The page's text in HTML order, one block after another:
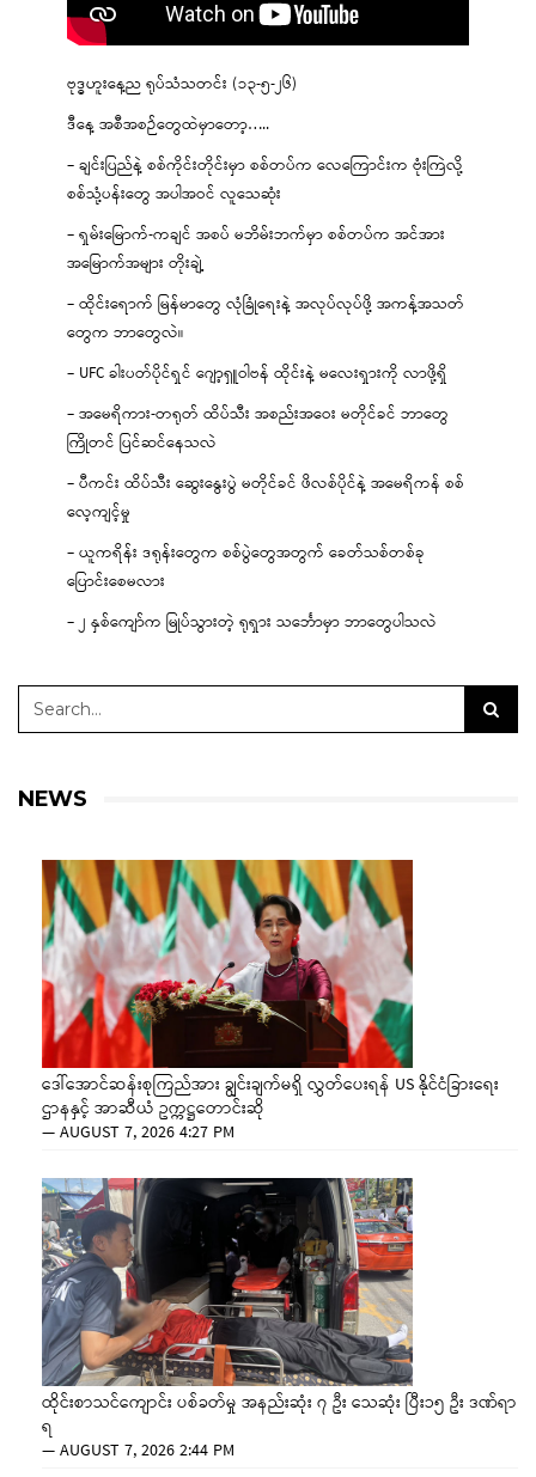
ဗုဒ္ဓဟူးနေ့ည ရုပ်သံသတင်း (၁၃-၅-၂၆)
ဒီနေ့ အစီအစဉ်တွေထဲမှာတော့…..
– ချင်းပြည်နဲ့ စစ်ကိုင်းတိုင်းမှာ စစ်တပ်က လေကြောင်းက ဗုံးကြဲလို့
စစ်သုံ့ပန်းတွေ အပါအဝင် လူသေဆုံး
– ရှမ်းမြောက်-ကချင် အစပ် မဘိမ်းဘက်မှာ စစ်တပ်က အင်အား
အမြောက်အများ တိုးချဲ့
– ထိုင်းရောက် မြန်မာတွေ လုံခြုံရေးနဲ့ အလုပ်လုပ်ဖို့ အကန့်အသတ်
တွေက ဘာတွေလဲ။
– UFC ခါးပတ်ပိုင်ရှင် ဂျော့ရှူဝါဗန် ထိုင်းနဲ့ မလေးရှားကို လာဖို့ရှိ
– အမေရိကား-တရုတ် ထိပ်သီး အစည်းအဝေး မတိုင်ခင် ဘာတွေ
ကြိုတင် ပြင်ဆင်နေသလဲ
– ပီကင်း ထိပ်သီး ဆွေးနွေးပွဲ မတိုင်ခင် ဖိလစ်ပိုင်နဲ့ အမေရိကန် စစ်
လေ့ကျင့်မှု
– ယူကရိန်း ဒရုန်းတွေက စစ်ပွဲတွေအတွက် ခေတ်သစ်တစ်ခု
ပြောင်းစေမလား
– ၂ နှစ်ကျော်က မြုပ်သွားတဲ့ ရုရှား သင်္ဘောမှာ ဘာတွေပါသလဲ
NEWS
ဒေါ်အောင်ဆန်းစုကြည်အား ချွင်းချက်မရှိ လွှတ်ပေးရန် US နိုင်ငံခြားရေး
ဌာနနှင့် အာဆီယံ ဥက္ကဋ္ဌတောင်းဆို
—AUGUST 7, 2026 4:27 PM
ထိုင်းစာသင်ကျောင်း ပစ်ခတ်မှု အနည်းဆုံး ၇ ဦး သေဆုံး ပြီး၁၅ ဦး ဒဏ်ရာ
ရ
—AUGUST 7, 2026 2:44 PM